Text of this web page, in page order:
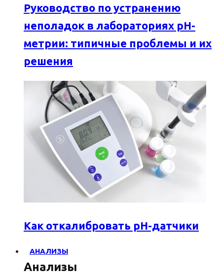
Руководство по устранению
неполадок в лабораториях pH-
метрии: типичные проблемы и их
решения
Как откалибровать pH-датчики
АНАЛИЗЫ
Анализы